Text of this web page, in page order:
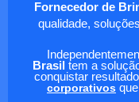
Fornecedor de
qualidade,
Brasiltem a
conquistar
corporativos